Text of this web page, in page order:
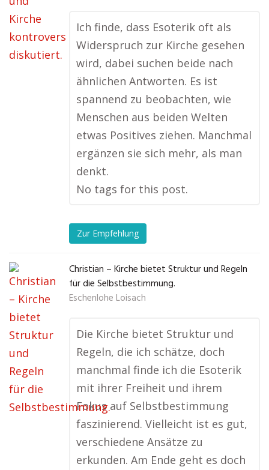
Ich finde, dass Esoterik oft als
Widerspruch zur Kirche gesehen
wird, dabei suchen beide nach
ähnlichen Antworten. Es ist
spannend zu beobachten, wie
Menschen aus beiden Welten
etwas Positives ziehen. Manchmal
ergänzen sie sich mehr, als man
denkt.
No tags for this post.
Zur Empfehlung
Christian – Kirche bietet Struktur und Regeln
für die Selbstbestimmung.
Eschenlohe Loisach
Die Kirche bietet Struktur und
Regeln, die ich schätze, doch
manchmal finde ich die Esoterik
mit ihrer Freiheit und ihrem
Fokus auf Selbstbestimmung
faszinierend. Vielleicht ist es gut,
verschiedene Ansätze zu
erkunden. Am Ende geht es doch